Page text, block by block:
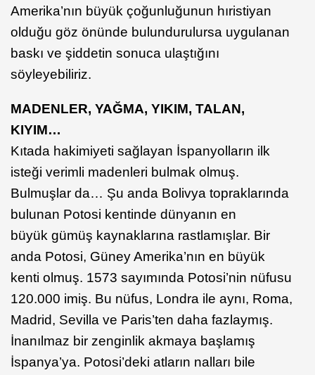
Amerika’nın büyük çoğunluğunun hıristiyan
olduğu göz önünde bulundurulursa uygulanan
baskı ve şiddetin sonuca ulaştığını
söyleyebiliriz.
MADENLER, YAĞMA, YIKIM, TALAN,
KIYIM…
Kıtada hakimiyeti sağlayan İspanyolların ilk
isteği verimli madenleri bulmak olmuş.
Bulmuşlar da… Şu anda Bolivya topraklarında
bulunan Potosi kentinde dünyanın en
büyük gümüş kaynaklarına rastlamışlar. Bir
anda Potosi, Güney Amerika’nın en büyük
kenti olmuş. 1573 sayımında Potosi’nin nüfusu
120.000 imiş. Bu nüfus, Londra ile aynı, Roma,
Madrid, Sevilla ve Paris’ten daha fazlaymış.
İnanılmaz bir zenginlik akmaya başlamış
İspanya’ya. Potosi’deki atların nalları bile